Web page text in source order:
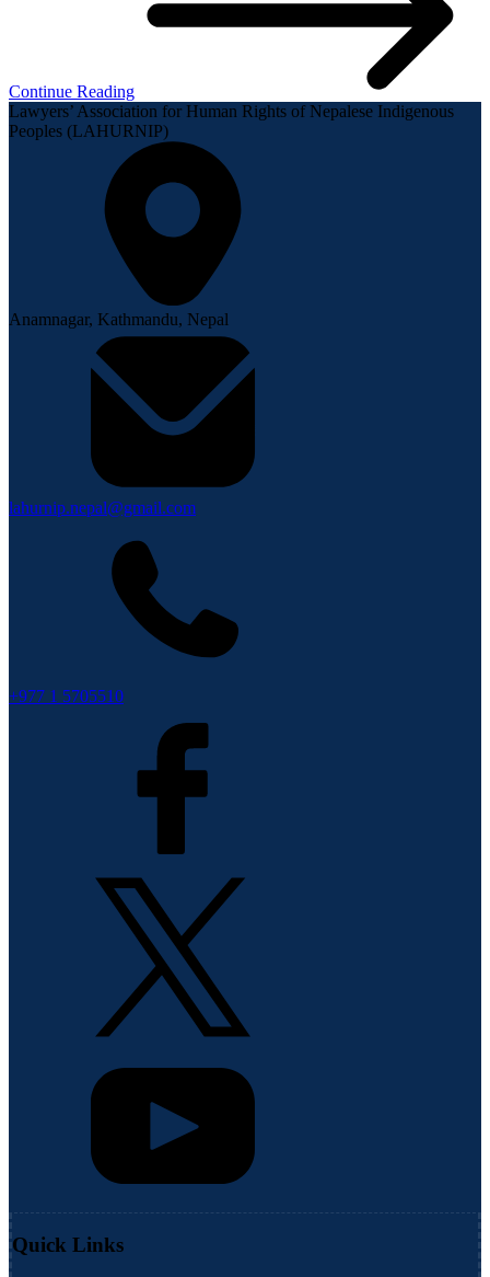
Continue Reading
Lawyers’ Association for Human Rights of Nepalese Indigenous
Peoples (LAHURNIP)
Anamnagar, Kathmandu, Nepal
lahurnip.nepal@gmail.com
+977 1 5705510
Quick Links